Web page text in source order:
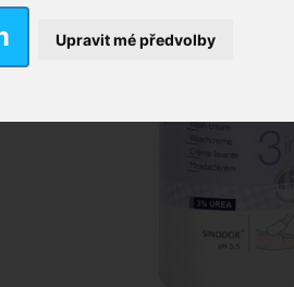
Upravit mé předvolby
plavky,Dámské